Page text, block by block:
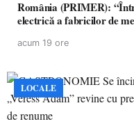
România (PRIMER):
electrică a fabricilor de
acum 19 ore
LOCALE